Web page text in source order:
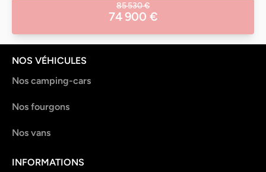
85 530 €
74 900 €
NOS VÉHICULES
Nos camping-cars
Nos fourgons
Nos vans
INFORMATIONS